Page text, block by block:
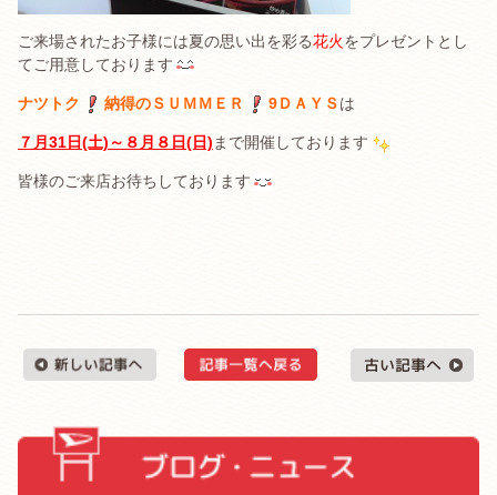
ご来場されたお子様には夏の思い出を彩る花火をプレゼントとし
てご用意しております
ナツトク 納得のＳＵＭＭＥＲ 9ＤＡＹＳは
７月31日(土)～８月８日(日) まで開催しております
皆様のご来店お待ちしております